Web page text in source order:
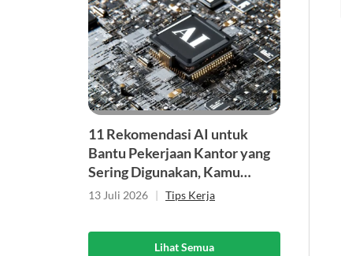
11 Rekomendasi AI untuk
Bantu Pekerjaan Kantor yang
Sering Digunakan, Kamu
Sudah Pakai?
13 Juli 2026 | Tips Kerja
Lihat Semua